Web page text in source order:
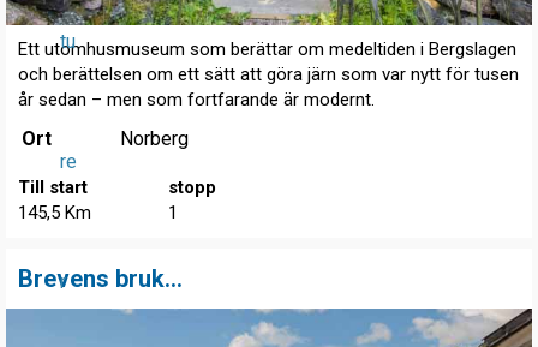
tu
re
r
Ett utomhusmuseum som berättar om medeltiden i Bergslagen
och berättelsen om ett sätt att göra järn som var nytt för tusen
år sedan – men som fortfarande är modernt.
Ort Norberg
Till start
145,5 Km
stopp
1
Brevens bruk...